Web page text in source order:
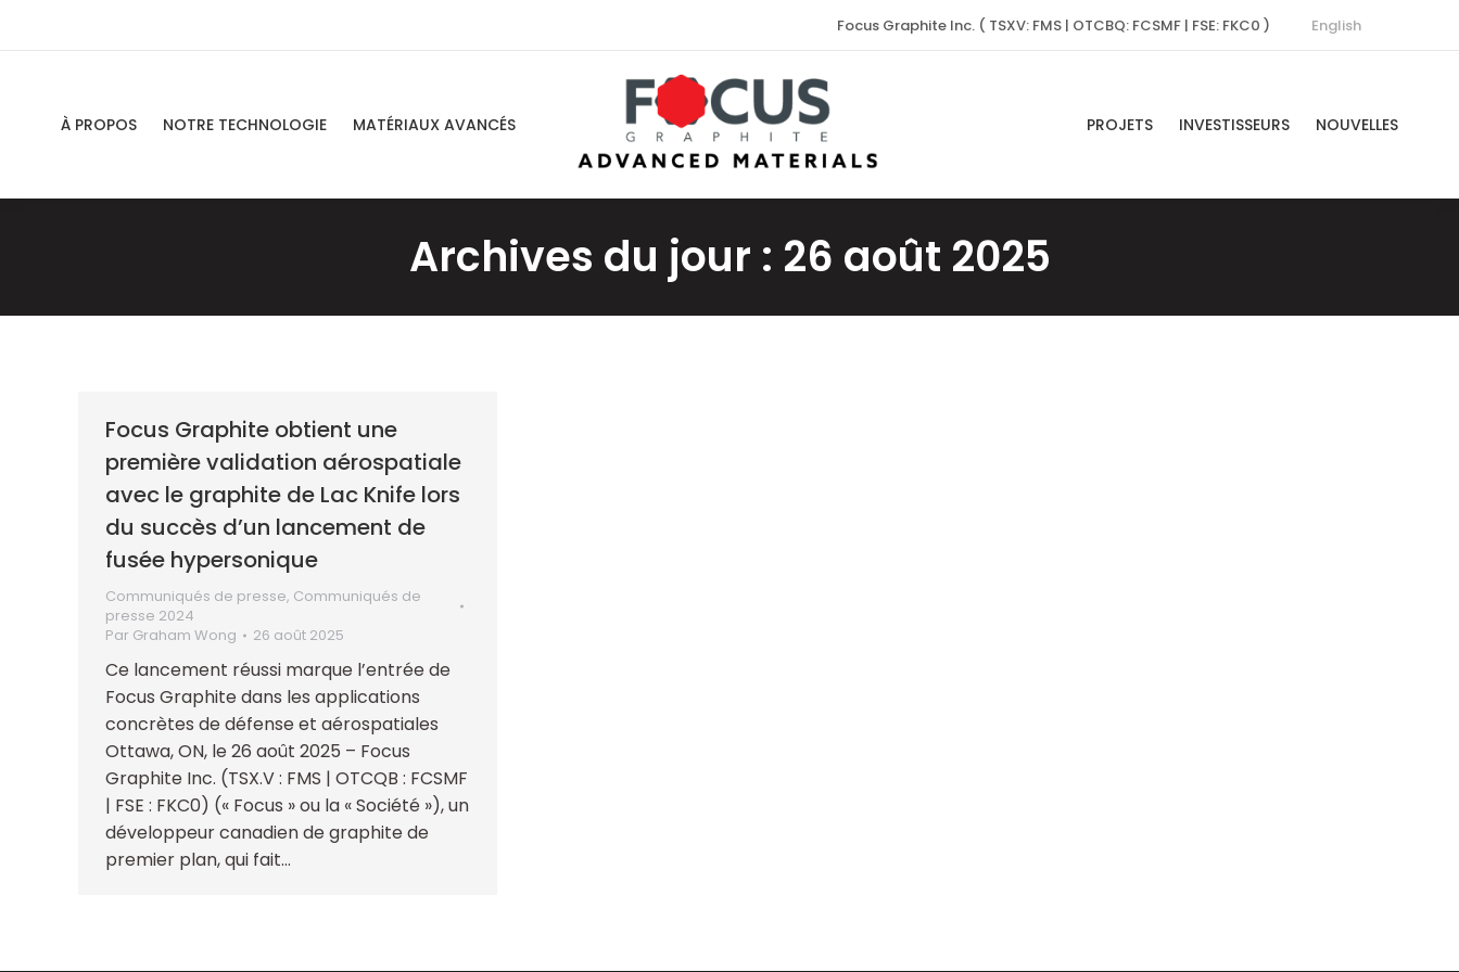
Focus Graphite Inc. ( TSXV: FMS | OTCBQ: FCSMF | FSE: FKC0 ) English
À PROPOS NOTRE TECHNOLOGIE MATÉRIAUX AVANCÉS PROJETS INVESTISSEURS NOUVELLES
Archives du jour : 26 août 2025
Focus Graphite obtient une
première validation aérospatiale
avec le graphite de Lac Knife lors
du succès d’un lancement de
fusée hypersonique
Communiqués de presse, Communiqués de
presse 2024
Par Graham Wong 26 août 2025
Ce lancement réussi marque l’entrée de
Focus Graphite dans les applications
concrètes de défense et aérospatiales
Ottawa, ON, le 26 août 2025 – Focus
Graphite Inc. (TSX.V : FMS | OTCQB : FCSMF
| FSE : FKC0) (« Focus » ou la « Société »), un
développeur canadien de graphite de
premier plan, qui fait…